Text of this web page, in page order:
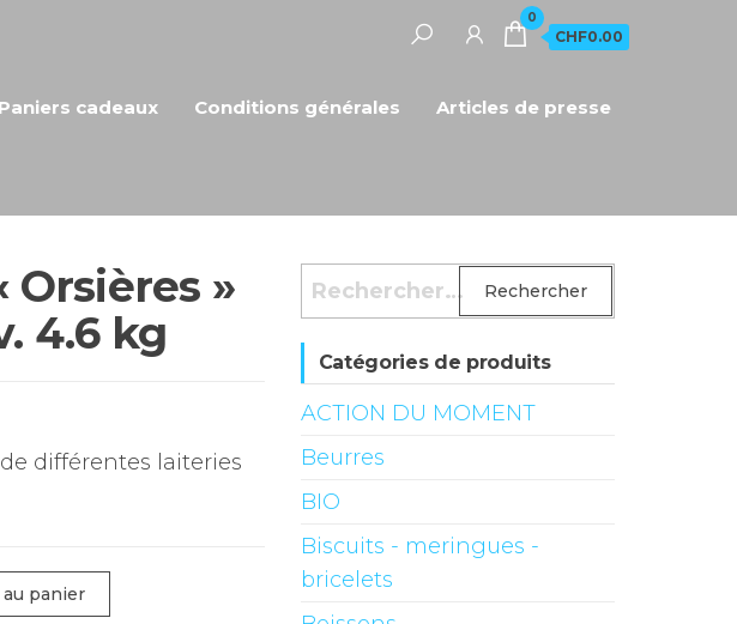
0
CHF0.00
Paniers cadeaux Conditions générales Articles de presse
Orsières »
4.6 kg
différentes laiteries
panier
Rechercher :
Catégories de produits
ACTION DU MOMENT
Beurres
BIO
Biscuits - meringues -
bricelets